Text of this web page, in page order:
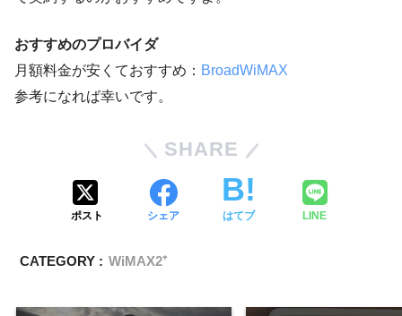
おすすめのプロバイダ
月額料金が安くておすすめ： BroadWiMAX
参考になれば幸いです。
SHARE
ポスト シェア はてブ LINE
CATEGORY : WiMAX2⁺